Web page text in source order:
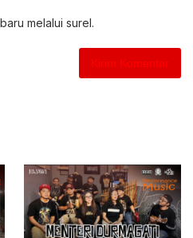
melalui surel.